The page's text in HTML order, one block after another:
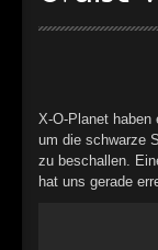
X-O-Planet haben
um die schwarze
zu beschallen.
hat uns gerade